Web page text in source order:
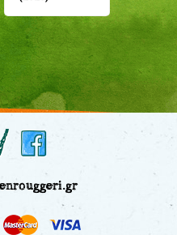
(2024)